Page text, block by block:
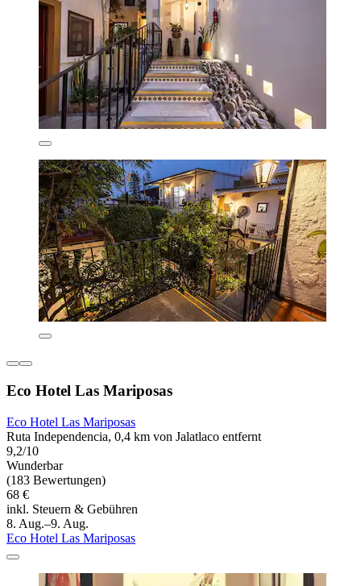
Eco Hotel Las Mariposas
Eco Hotel Las Mariposas
Ruta Independencia, 0,4 km von Jalatlaco entfernt
9,2/10
Wunderbar
(183 Bewertungen)
68 €
inkl. Steuern & Gebühren
8. Aug.–9. Aug.
Eco Hotel Las Mariposas